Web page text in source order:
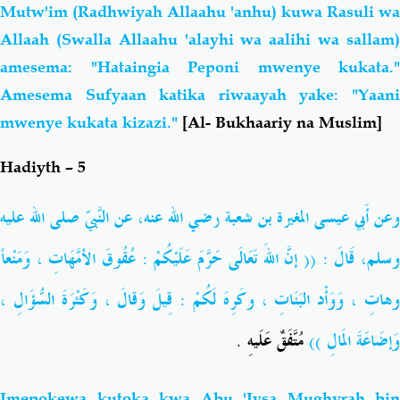
Mutw'im (Radhwiyah Allaahu 'anhu) kuwa Rasuli wa
Allaah (Swalla Allaahu 'alayhi wa aalihi wa sallam)
amesema: "Hataingia Peponi mwenye kukata."
Amesema Sufyaan katika riwaayah yake: "Yaani
mwenye kukata kizazi." [Al- Bukhaariy na Muslim]
Hadiyth – 5
وعن أَبي عيسى المغيرة بن شعبةرضي الله عنه، عن النَّبيّصلى الله عليه
وسلم، قَالَ : (( إنَّ اللهَ تَعَالَى حَرَّمَ عَلَيْكُمْ : عُقُوقَ الأمَّهَاتِ ، وَمَنْعاً
وهاتِ ، وَوَأْد البَنَاتِ ، وكَرِهَ لَكُمْ : قِيلَ وَقالَ ، وَكَثْرَةَ السُّؤَالِ ،
وَإضَاعَةَ المَالِ ))مُتَّفَقٌ عَلَيهِ .